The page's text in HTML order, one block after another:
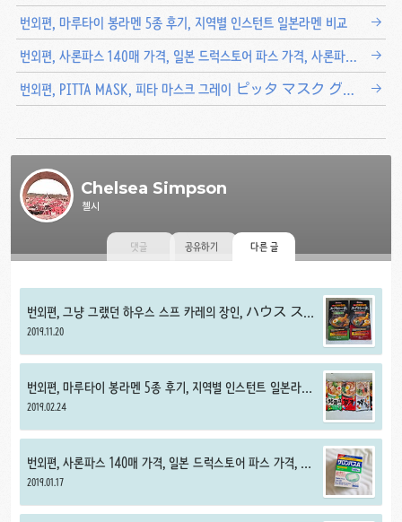
번외편, 마루타이 봉라멘 5종 후기, 지역별 인스턴트 일본라멘 비교
번외편, 사론파스 140매 가격, 일본 드럭스토어 파스 가격, 사론파스 동전파스 비교
번외편, PITTA MASK, 피타 마스크 그레이 ピッタ マスク グレー
Chelsea Simpson
첼시
댓글 공유하기 다른 글
번외편, 그냥 그랬던 하우스 스프 카레의 장인, ハウス ス
ープカリーの匠
2019.11.20
번외편, 마루타이 봉라멘 5종 후기, 지역별 인스턴트 일본라멘
비교
2019.02.24
번외편, 사론파스 140매 가격, 일본 드럭스토어 파스 가격, 사
론파스 동전파스 비교
2019.01.17